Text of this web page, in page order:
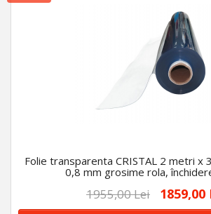
Folie transparenta CRISTAL 2 metri x
0,8 mm grosime rola,
1955,00 Lei 1859,00